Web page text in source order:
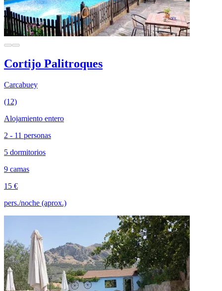
Cortijo Palitroques
Carcabuey
(12)
Alojamiento entero
2 - 11 personas
5 dormitorios
9 camas
15 €
pers./noche (aprox.)